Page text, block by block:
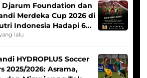
Djarum Foundation dan
Merdeka Cup 2026 di
Indonesia Hadapi 6
lalu
HYDROPLUS Soccer
2025/2026: Asrama,